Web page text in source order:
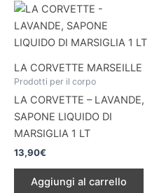
LA CORVETTE MARSEILLE
Prodotti per il corpo
LA CORVETTE – LAVANDE,
SAPONE LIQUIDO DI
MARSIGLIA 1 LT
13,90€
Aggiungi al carrello